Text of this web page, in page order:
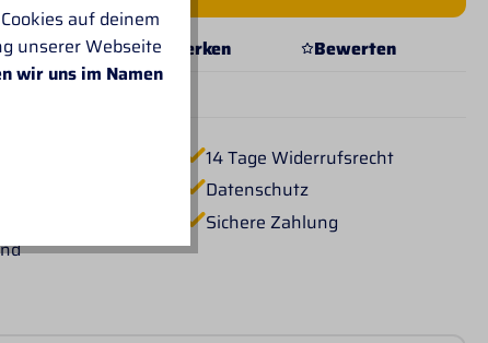
Merken
Bewerten
14 Tage Widerrufsrecht
Datenschutz
Sichere Zahlung
auf deinem
unserer Webseite
wir uns im Namen